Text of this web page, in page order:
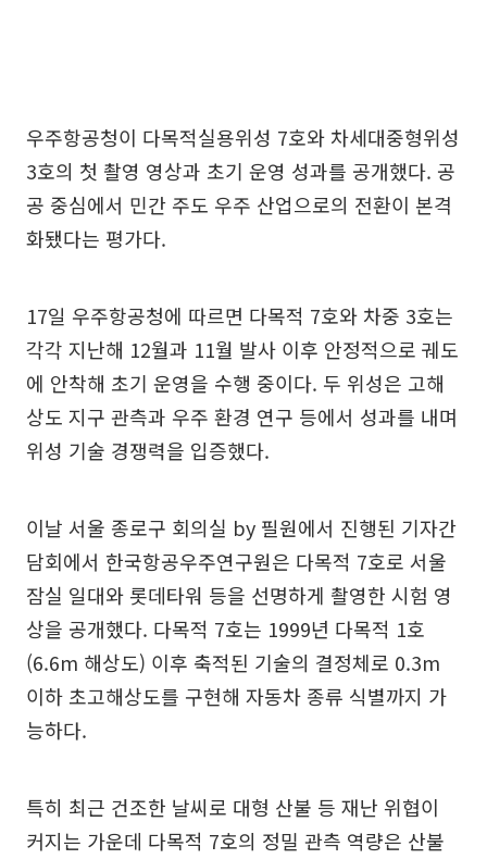
우주항공청이 다목적실용위성 7호와 차세대중형위성
3호의 첫 촬영 영상과 초기 운영 성과를 공개했다. 공
공 중심에서 민간 주도 우주 산업으로의 전환이 본격
화됐다는 평가다.
17일 우주항공청에 따르면 다목적 7호와 차중 3호는
각각 지난해 12월과 11월 발사 이후 안정적으로 궤도
에 안착해 초기 운영을 수행 중이다. 두 위성은 고해
상도 지구 관측과 우주 환경 연구 등에서 성과를 내며
위성 기술 경쟁력을 입증했다.
이날 서울 종로구 회의실 by 필원에서 진행된 기자간
담회에서 한국항공우주연구원은 다목적 7호로 서울
잠실 일대와 롯데타워 등을 선명하게 촬영한 시험 영
상을 공개했다. 다목적 7호는 1999년 다목적 1호
(6.6m 해상도) 이후 축적된 기술의 결정체로 0.3m
이하 초고해상도를 구현해 자동차 종류 식별까지 가
능하다.
특히 최근 건조한 날씨로 대형 산불 등 재난 위협이
커지는 가운데 다목적 7호의 정밀 관측 역량은 산불